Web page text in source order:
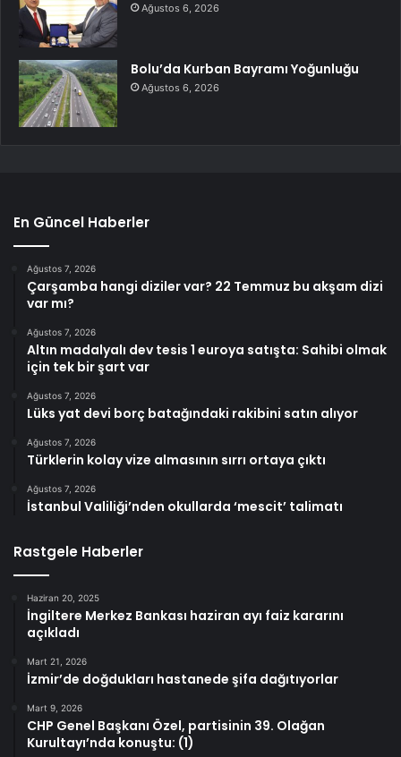
Ağustos 6, 2026
Bolu’da Kurban Bayramı Yoğunluğu
Ağustos 6, 2026
En Güncel Haberler
Ağustos 7, 2026
Çarşamba hangi diziler var? 22 Temmuz bu akşam dizi
var mı?
Ağustos 7, 2026
Altın madalyalı dev tesis 1 euroya satışta: Sahibi olmak
için tek bir şart var
Ağustos 7, 2026
Lüks yat devi borç batağındaki rakibini satın alıyor
Ağustos 7, 2026
Türklerin kolay vize almasının sırrı ortaya çıktı
Ağustos 7, 2026
İstanbul Valiliği’nden okullarda ‘mescit’ talimatı
Rastgele Haberler
Haziran 20, 2025
İngiltere Merkez Bankası haziran ayı faiz kararını
açıkladı
Mart 21, 2026
İzmir’de doğdukları hastanede şifa dağıtıyorlar
Mart 9, 2026
CHP Genel Başkanı Özel, partisinin 39. Olağan
Kurultayı’nda konuştu: (1)